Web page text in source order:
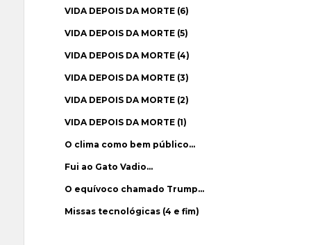
VIDA DEPOIS DA MORTE (6)
VIDA DEPOIS DA MORTE (5)
VIDA DEPOIS DA MORTE (4)
VIDA DEPOIS DA MORTE (3)
VIDA DEPOIS DA MORTE (2)
VIDA DEPOIS DA MORTE (1)
O clima como bem público…
Fui ao Gato Vadio…
O equívoco chamado Trump…
Missas tecnológicas (4 e fim)